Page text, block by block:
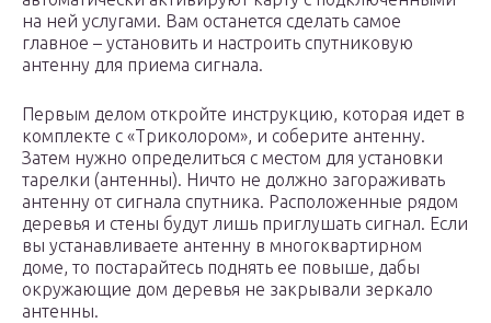
на ней услугами. Вам останется сделать самое
главное – установить и настроить спутниковую
антенну для приема сигнала.
Первым делом откройте инструкцию, которая идет в
комплекте с «Триколором», и соберите антенну.
Затем нужно определиться с местом для установки
тарелки (антенны). Ничто не должно загораживать
антенну от сигнала спутника. Расположенные рядом
деревья и стены будут лишь приглушать сигнал. Если
вы устанавливаете антенну в многоквартирном
доме, то постарайтесь поднять ее повыше, дабы
окружающие дом деревья не закрывали зеркало
антенны.